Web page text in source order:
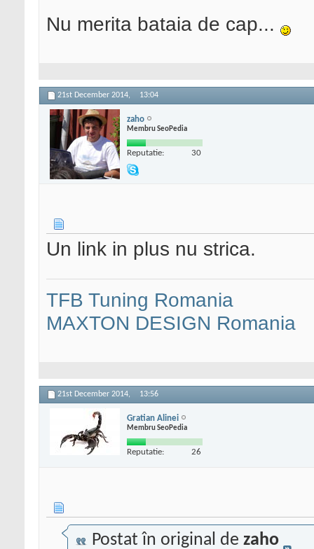
Nu merita bataia de cap...
21st December 2014, 13:04
zaho
Membru SeoPedia
Reputatie: 30
Un link in plus nu strica.
TFB Tuning Romania
MAXTON DESIGN Romania
21st December 2014, 13:56
Gratian Alinei
Membru SeoPedia
Reputatie: 26
Postat în original de zaho